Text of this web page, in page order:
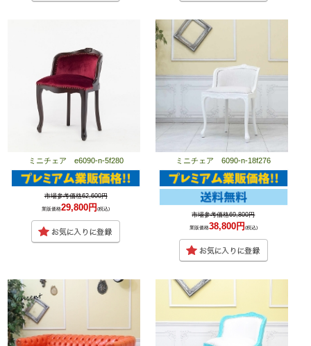
ミニチェア e6090-n-5f280
市場参考価格62,600円
業販価格29,800円(税込)
ミニチェア 6090-n-18f276
市場参考価格69,800円
業販価格38,800円 (税込)